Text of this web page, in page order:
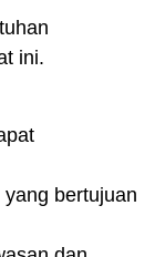
ini.
bertujuan